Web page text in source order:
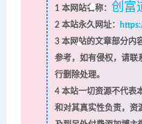
1 本网站名称： 创富
2本站永久网址：
3本网站的文章部分内
参考，如有侵权，请联
行删除处理。
4本站一切资源不代表
和对其真实性负责，资